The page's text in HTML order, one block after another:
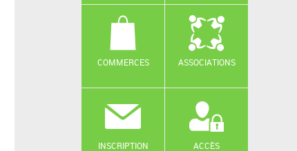
COMMERCES ASSOCIATIONS
INSCRIPTION
ACCÈS